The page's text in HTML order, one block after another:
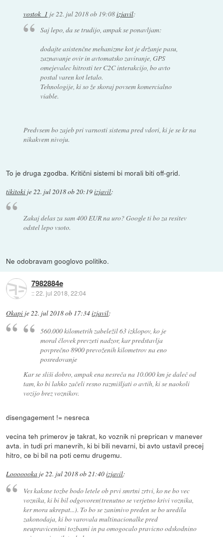
vostok_1 je 22. jul 2018 ob 19:08izjavil:
Saj lepo, da se trudijo, ampak se ponavljam:
dodajte asistenčne mehanizme kot je držanje pasu,
zaznavanje ovir in avtomatsko zaviranje, GPS
omejevalec hitrosti ter C2C interakcijo, bo avto
postal varen kot letalo.
Tehnologije, ki so že skoraj povsem komercialno
viable.
Predvsem bo zajeb pri varnosti sistema pred vdori, ki je se kr na
nikakvem nivoju.
To je druga zgodba. Kritični sistemi bi morali biti off-grid.
tikitoki je22. jul 2018 ob 20:19izjavil:
Zakaj delas za sam 400 EUR na uro? Google ti bo za resitev
odstel lepo vsoto.
Ne odobravam googlovo politiko.
7982884e
::22. jul 2018, 22:04
Okapi je22. jul 2018 ob 17:34izjavil:
560.000 kilometrih zabeležil 63 izklopov, ko je
moral človek prevzeti nadzor, kar predstavlja
povprečno 8900 prevoženih kilometrov na eno
posredovanje
Kar se sliši dobro, ampak ena nesreča na 10.000 km je daleč od
tam, ko bi lahko začeli resno razmišljati o avtih, ki se naokoli
vozijo brez voznikov.
disengagement != nesreca
vecina teh primerov je takrat, ko voznik ni preprican v manever
avta. in tudi pri manevrih, ki bi bili nevarni, bi avto ustavil precej
hitro, ce bi bil na poti cemu drugemu.
Looooooka je22. jul 2018 ob 21:40izjavil:
Ves kaksne tozbe bodo letele ob prvi smrtni zrtvi, ko ne bo vec
voznika, ki bi bil odgovoren(trenutno se verjetno krivi voznika,
ker mora ukrepat...). To bo se zanimivo preden se bo uredila
zakonodaja, ki bo varovala multinacionalke pred
neupravicenimi tozbami in pa omogocalo pravicno odskodnino